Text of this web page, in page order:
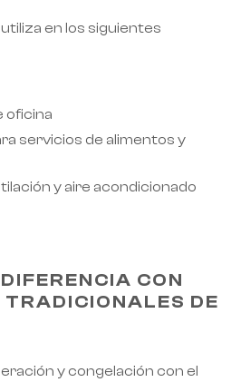
en los siguientes
oficina
servicios de alimentos y
y aire acondicionado
CON
TRADICIONALES DE
y congelación con el